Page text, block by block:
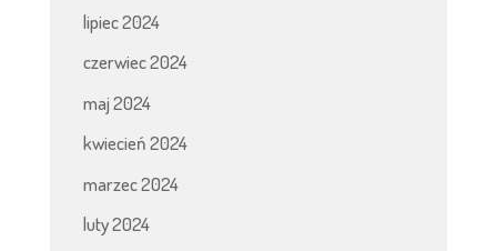
lipiec 2024
czerwiec 2024
maj 2024
kwiecień 2024
marzec 2024
luty 2024